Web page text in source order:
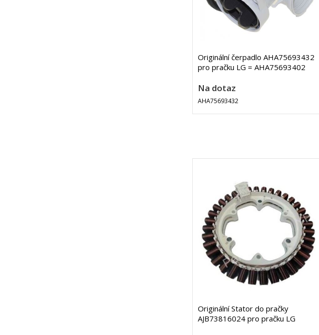
Originální čerpadlo AHA75693432
pro pračku LG = AHA75693402
Na dotaz
AHA75693432
Originální Stator do pračky
AJB73816024 pro pračku LG